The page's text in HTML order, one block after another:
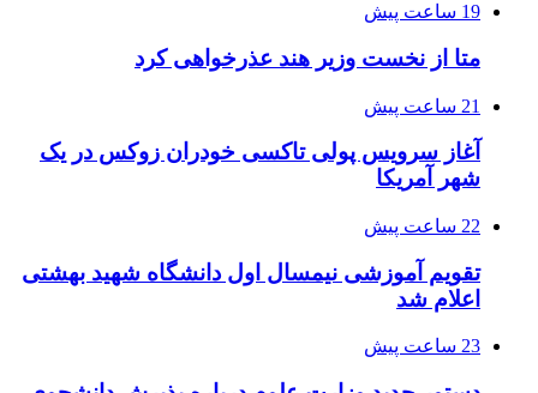
19 ساعت پیش
متا از نخست وزیر هند عذرخواهی کرد
21 ساعت پیش
آغاز سرویس پولی تاکسی خودران زوکس در یک
شهر آمریکا
22 ساعت پیش
تقویم آموزشی نیمسال اول دانشگاه شهید بهشتی
اعلام شد
23 ساعت پیش